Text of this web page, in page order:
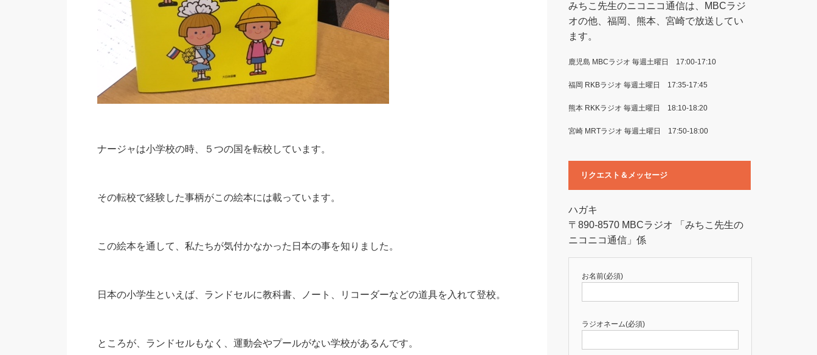
ナージャは小学校の時、５つの国を転校しています。
その転校で経験した事柄がこの絵本には載っています。
この絵本を通して、私たちが気付かなかった日本の事を知りました。
日本の小学生といえば、ランドセルに教科書、ノート、リコーダーなどの道具を入れて登校。
ところが、ランドセルもなく、運動会やプールがない学校があるんです。
みちこ先生のニコニコ通信は、MBCラジ
オの他、福岡、熊本、宮崎で放送してい
ます。
鹿児島 MBCラジオ 毎週土曜日 17:00-17:10
福岡 RKBラジオ 毎週土曜日 17:35-17:45
熊本 RKKラジオ 毎週土曜日 18:10-18:20
宮崎 MRTラジオ 毎週土曜日 17:50-18:00
リクエスト＆メッセージ
ハガキ
〒890-8570 MBCラジオ 「みちこ先生の
ニコニコ通信」係
お名前(必須)
ラジオネーム(必須)